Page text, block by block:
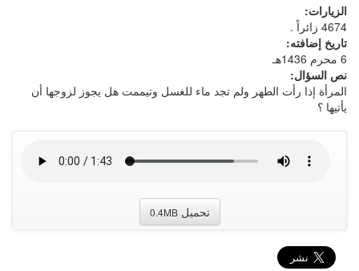
الزيارات:
4674 زائراً .
تاريخ إضافته:
6 محرم 1436هـ
نص السؤال:
المرأة إذا رأت الطهر ولم تجد ماء للغسل وتيممت هل يجوز لزوجها أن
يأتيها ؟
تحميل0.4MB